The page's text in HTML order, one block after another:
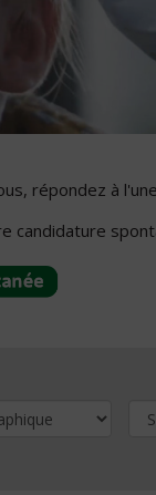
répondez à
candidature